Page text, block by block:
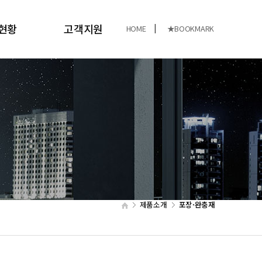
황
황
고객지원
공지사항
고객문의
자료실
HOME | ★BOOKMARK
제품소개 포장·완충재